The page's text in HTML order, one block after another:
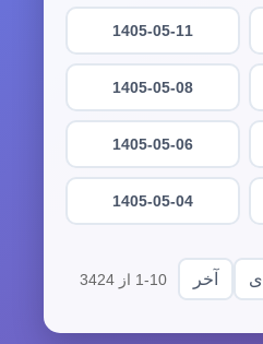
1405-05-11
1405-05-08
1405-05-06
1405-05-04
آخر 1-10 از 3424